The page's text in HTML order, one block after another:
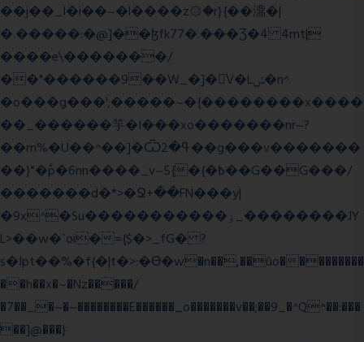
��j��_I�i��~�l����z۞�r}{��濎�|
�.�����:�@]��ɮfk77�.���Ʒ�4 4mt|
����e\�������/
��"������9��W_�]�ͮV�Lݽ�n^
�o���g���';�����~�{��������x����
��_������竽�I���xo�������nr~?
��m%�U��^��]�Ѿߟ�2��g���v�������
��}"�ٗp�6nn����_v~5{�{�߿��G��G���/
�������d�*>�Ջ+��FN���y|
�9x^�Su�����������ۏ_��������JY
L>��w�ˋoi�={$�>_fG� ?
s�Ipt��%�f{�|t�>:�ϴ�w�n��,��ûo���������
��h��x�~�Nz�����/
�7��_�~�~��������E������_o�������v��;��9_�^Q^��:���
��]@���}